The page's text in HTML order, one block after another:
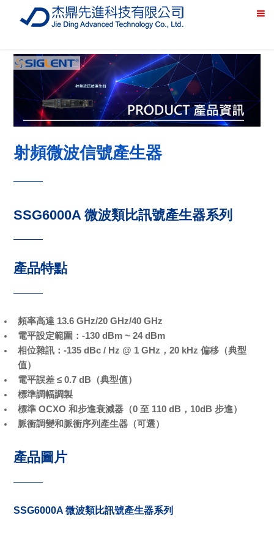
射頻微波信號產生器
SSG6000A 微波類比訊號產生器系列
產品特點
頻率高達 13.6 GHz/20 GHz/40 GHz
電平設定範圍：-130 dBm ~ 24 dBm
相位雜訊：-135 dBc / Hz @ 1 GHz，20 kHz 偏移（典型
值）
電平誤差 ≤ 0.7 dB（典型值）
標準調幅調製
標準 OCXO 和步進衰減器（0 至 110 dB，10dB 步進）
脈衝調變和脈衝序列產生器（可選）
產品圖片
SSG6000A 微波類比訊號產生器系列